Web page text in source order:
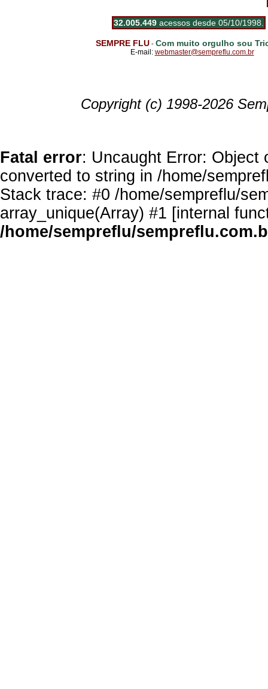
32.005.449 acessos desde 05/10/1998.
SEMPRE FLU- Com muito orgulho sou
E-mail: webmaster@sempreflu.com.br
Copyright (c) 1998-2026
Fatal error: Uncaught Error: Object
converted to string in /home/
Stack trace: #0 /home/sempreflu/
array_unique(Array) #1 [internal
/home/sempreflu/